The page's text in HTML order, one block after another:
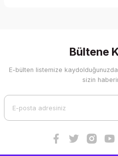
Görüş ve önerileriniz için
Ürün resmi kalitesiz, bozuk
Bültene
E-bülten listemize
sizin